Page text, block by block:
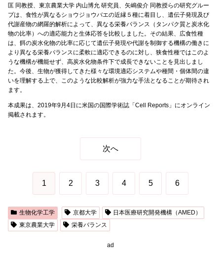
匡 同教授、東京農業大学 内山博允 研究員、矢嶋俊介 同教授らの研究グルー
プは、食性が異なるショウジョウバエの近縁５種に着目し、遺伝子発現及び
代謝産物の網羅的解析によって、異なる栄養バランス（タンパク質と炭水化
物の比率）への適応能力と生体応答を比較しました。その結果、広食性種
は、餌の炭水化物の比率に応じて遺伝子発現や代謝を制御する機構の働きに
より異なる栄養バランスに柔軟に適応できるのに対し、狭食性種ではこのよ
うな機構が機能せず、高炭水化物条件下で成長できないことを見出しまし
た。今後、生物が獲得してきた様々な環境適応システムや種間・個体間の違
いを理解する上で、このような比較解析が強力な手法となることが期待され
ます。
本成果は、2019年9月4日に米国の国際学術誌「Cell Reports」にオンライン
掲載されます。
次へ
1 2 3 4 5 6
生物化学工学 京都大学
日本医療研究開発機構（AMED）
東京農業大学
栄養バランス
ad